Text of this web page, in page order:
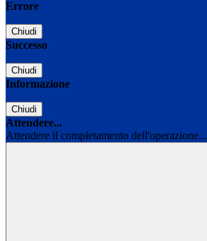
Errore
Chiudi
Successo
Chiudi
Informazione
Chiudi
Attendere...
Attendere il completamento dell'operazione...